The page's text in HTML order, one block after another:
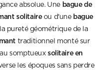
absolue. Une bague de
solitaireou d'une bague
pureté géométrique de la
traditionnel monté sur
somptueux solitaire en
les époques sans perdre